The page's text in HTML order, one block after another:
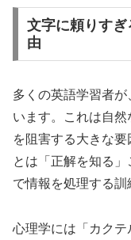
文字に頼りす
由
多くの英語学習者
います。これは自
を阻害する大きな
とは「正解を知る
で情報を処理する訓
心理学には「カクテ